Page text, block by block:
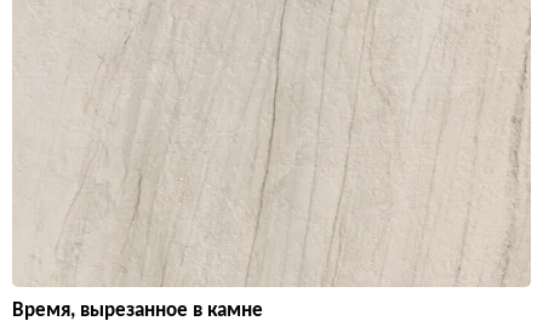
Время, вырезанное в камне